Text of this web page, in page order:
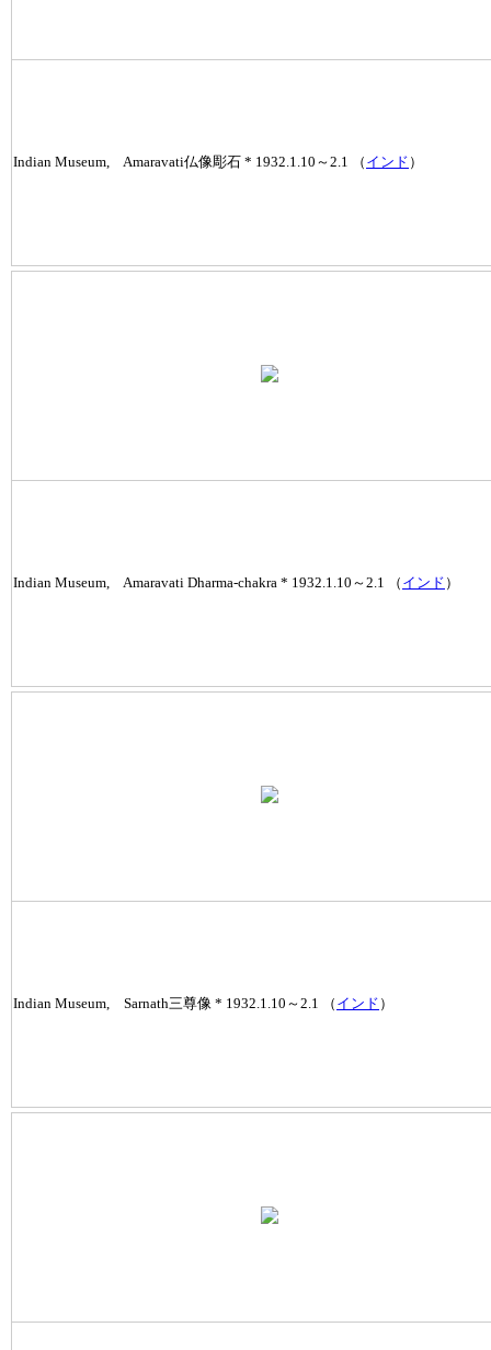
Indian Museum, Amaravati仏像彫石 * 1932.1.10～2.1 （ インド ）
Indian Museum, Amaravati Dharma-chakra * 1932.1.10～2.1 （ インド ）
Indian Museum, Sarnath三尊像 * 1932.1.10～2.1 （ インド ）